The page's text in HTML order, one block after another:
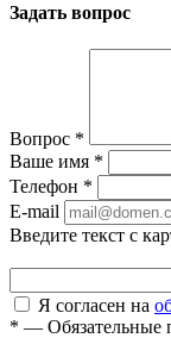
Задать вопрос
Вопрос *
Ваше имя *
Телефон *
E-mail
Введите текст с
Я согласен на
* — Обязательные